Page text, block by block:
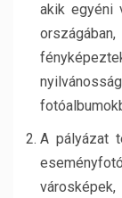
akik egyéni
A pályázat